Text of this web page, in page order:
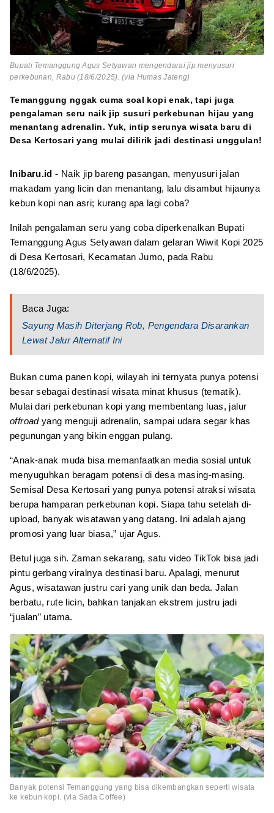
Bupati Temanggung Agus Setyawan mengendarai jip menyusuri
perkebunan, Rabu (18/6/2025). (via Humas Jateng)
Temanggung nggak cuma soal kopi enak, tapi juga
pengalaman seru naik jip susuri perkebunan hijau yang
menantang adrenalin. Yuk, intip serunya wisata baru di
Desa Kertosari yang mulai dilirik jadi destinasi unggulan!
Inibaru.id - Naik jip bareng pasangan, menyusuri jalan
makadam yang licin dan menantang, lalu disambut hijaunya
kebun kopi nan asri; kurang apa lagi coba?
Inilah pengalaman seru yang coba diperkenalkan Bupati
Temanggung Agus Setyawan dalam gelaran Wiwit Kopi 2025
di Desa Kertosari, Kecamatan Jumo, pada Rabu
(18/6/2025).
Baca Juga:
Sayung Masih Diterjang Rob, Pengendara Disarankan
Lewat Jalur Alternatif Ini
Bukan cuma panen kopi, wilayah ini ternyata punya potensi
besar sebagai destinasi wisata minat khusus (tematik).
Mulai dari perkebunan kopi yang membentang luas, jalur
offroadyang menguji adrenalin, sampai udara segar khas
pegunungan yang bikin enggan pulang.
“Anak-anak muda bisa memanfaatkan media sosial untuk
menyuguhkan beragam potensi di desa masing-masing.
Semisal Desa Kertosari yang punya potensi atraksi wisata
berupa hamparan perkebunan kopi. Siapa tahu setelah di-
upload, banyak wisatawan yang datang. Ini adalah ajang
promosi yang luar biasa,” ujar Agus.
Betul juga sih. Zaman sekarang, satu video TikTok bisa jadi
pintu gerbang viralnya destinasi baru. Apalagi, menurut
Agus, wisatawan justru cari yang unik dan beda. Jalan
berbatu, rute licin, bahkan tanjakan ekstrem justru jadi
“jualan” utama.
Banyak potensi Temanggung yang bisa dikembangkan seperti wisata
ke kebun kopi. (via Sada Coffee)